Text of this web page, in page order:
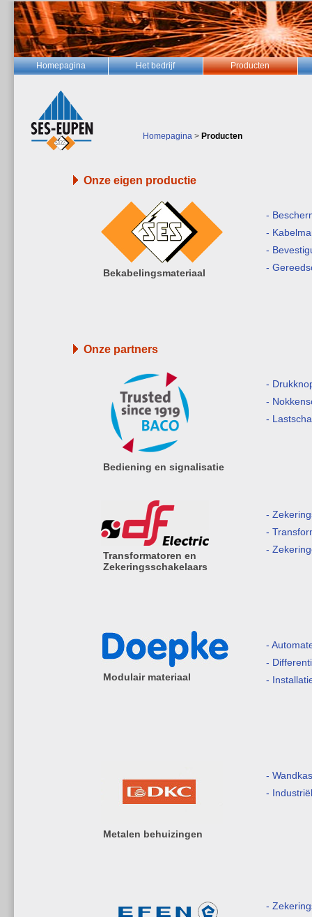
Homepagina Het bedrijf Producten
Homepagina > Producten
Onze eigen productie
Bekabelingsmateriaal
-
-
-
-
Onze partners
Bediening en signalisatie
-
-
-
Transformatoren en
Zekeringsschakelaars
-
-
-
Modulair materiaal
-
-
-
Metalen behuizingen
-
-
-